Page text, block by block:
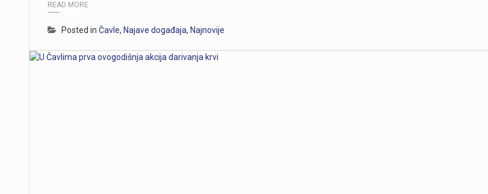
READ MORE
Posted in Čavle, Najave događaja, Najnovije